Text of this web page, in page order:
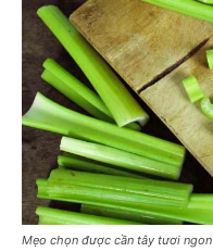
Mẹo chọn được cần tây tươi ngon